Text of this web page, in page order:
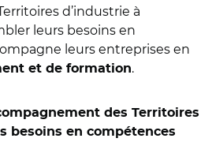
d’industrie à
leurs besoins en
leurs entreprises en
et de formation.
des Territoires
besoins en compétences